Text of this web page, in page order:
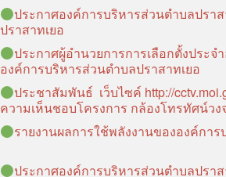
ประกาศองค์การบริหารส่วนตำบลปรา
ปราสาทเยอ
ประกาศผู้อำนวยการการเลือกตั้งประ
องค์การบริหารส่วนตำบลปราสาทเยอ
ประชาสัมพันธ์ เว็บไซค์ http://
ความเห็นชอบโครงการ กล้องโทรทัศน์ว
รายงานผลการใช้พลังงานขององค์กา
ประกาศองค์การบริหารส่วนตำบลปรา